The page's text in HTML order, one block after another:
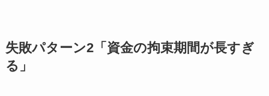
失敗パターン2「資金の拘束期間が長すぎ
る」